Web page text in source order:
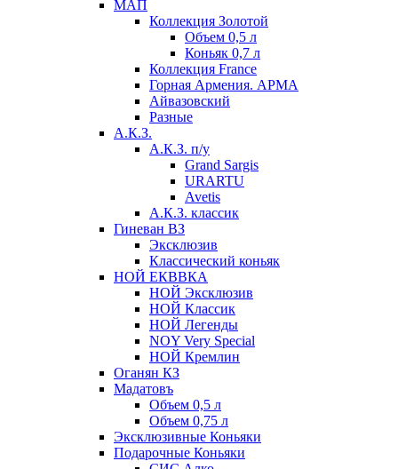
МАП
Коллекция Золотой
Объем 0,5 л
Коньяк 0,7 л
Коллекция France
Горная Армения. АРМА
Айвазовский
Разные
А.К.З.
А.К.З. п/у
Grand Sargis
URARTU
Avetis
А.К.З. классик
Гиневан ВЗ
Эксклюзив
Классический коньяк
НОЙ ЕКВВКА
НОЙ Эксклюзив
НОЙ Классик
НОЙ Легенды
NOY Very Speсial
НОЙ Кремлин
Оганян КЗ
Мадатовъ
Объем 0,5 л
Объем 0,75 л
Эксклюзивные Коньяки
Подарочные Коньяки